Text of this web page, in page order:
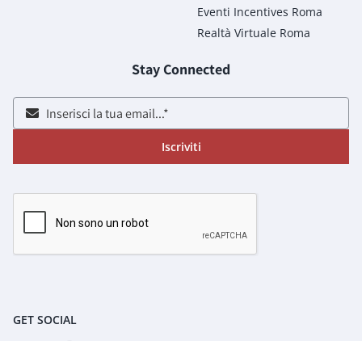
Eventi Incentives Roma
Realtà Virtuale Roma
Stay Connected
Iscriviti
GET SOCIAL